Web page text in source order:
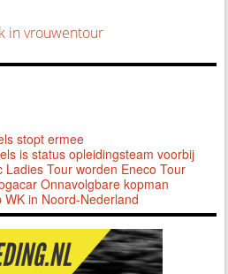
in vrouwentour
stopt ermee
is status opleidingsteam voorbij
Ladies Tour worden Eneco Tour
Onnavolgbare kopman
in Noord-Nederland